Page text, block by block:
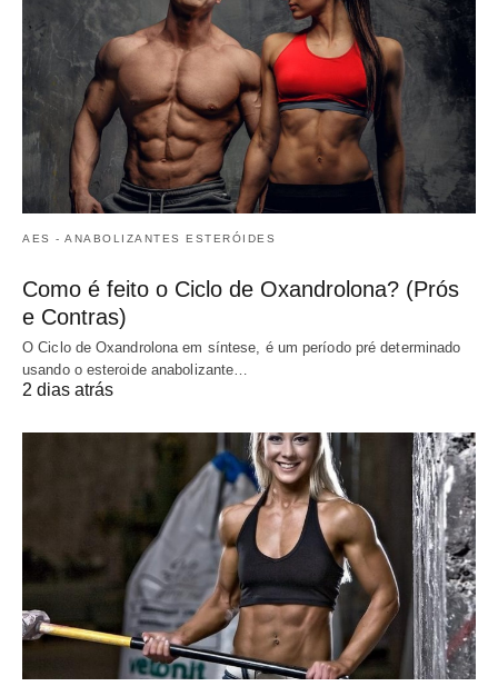
AES - ANABOLIZANTES ESTERÓIDES
Como é feito o Ciclo de Oxandrolona? (Prós
e Contras)
O Ciclo de Oxandrolona em síntese, é um período pré determinado
usando o esteroide anabolizante…
2 dias atrás